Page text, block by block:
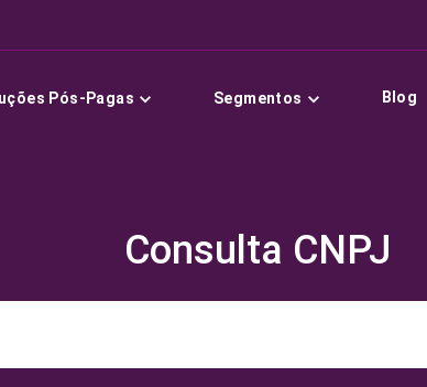
Pós-Pagas Segmentos Blog
Consulta CNPJ